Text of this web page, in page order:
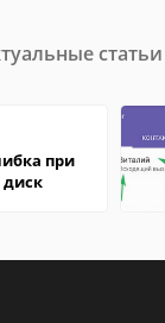
статьи
при
диск